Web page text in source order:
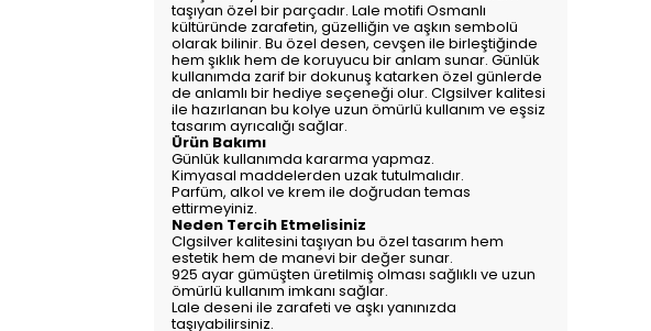
taşıyan özel bir parçadır. Lale motifi Osmanlı
kültüründe zarafetin, güzelliğin ve aşkın sembolü
olarak bilinir. Bu özel desen, cevşen ile birleştiğinde
hem şıklık hem de koruyucu bir anlam sunar. Günlük
kullanımda zarif bir dokunuş katarken özel günlerde
de anlamlı bir hediye seçeneği olur. Clgsilver kalitesi
ile hazırlanan bu kolye uzun ömürlü kullanım ve eşsiz
tasarım ayrıcalığı sağlar.
Ürün Bakımı
Günlük kullanımda kararma yapmaz.
Kimyasal maddelerden uzak tutulmalıdır.
Parfüm, alkol ve krem ile doğrudan temas
ettirmeyiniz.
Neden Tercih Etmelisiniz
Clgsilver kalitesini taşıyan bu özel tasarım hem
estetik hem de manevi bir değer sunar.
925 ayar gümüşten üretilmiş olması sağlıklı ve uzun
ömürlü kullanım imkanı sağlar.
Lale deseni ile zarafeti ve aşkı yanınızda
taşıyabilirsiniz.